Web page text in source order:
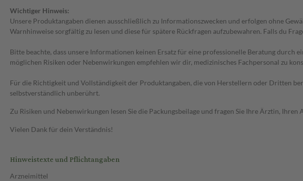
Wichtiger Hinweis:
Unsere Produktangaben dienen ausschließlich zu Informationszwecken und erfolgen ohne
Warnhinweise sorgfältig zu lesen und diese für spätere Rückfragen aufzubewahren. Falls du
Bitte beachte, dass unsere Informationen keinen Ersatz für eine professionelle Beratung
möglichen Risiken oder Nebenwirkungen empfehlen wir dir, medizinisches Fachpersonal zu
Für die Richtigkeit und Vollständigkeit der Produktangaben, die von Herstellern oder Dritten
selbstverständlich unberührt.
Zu Risiken und Nebenwirkungen lesen Sie die Packungsbeilage und fragen Sie Ihre Ärztin,
Vielen Dank für dein Verständnis!
Hinweistexte und Pflichtangaben
Arzneimittel